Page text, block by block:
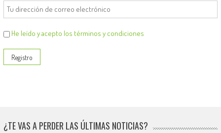
He leído y acepto los términos y condiciones
¿TE VAS A PERDER LAS ÚLTIMAS NOTICIAS?